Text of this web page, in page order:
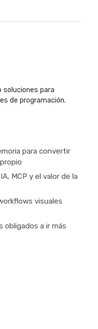
soluciones para
de programación.
para convertir
MCP y el valor de la
visuales
obligados a ir más